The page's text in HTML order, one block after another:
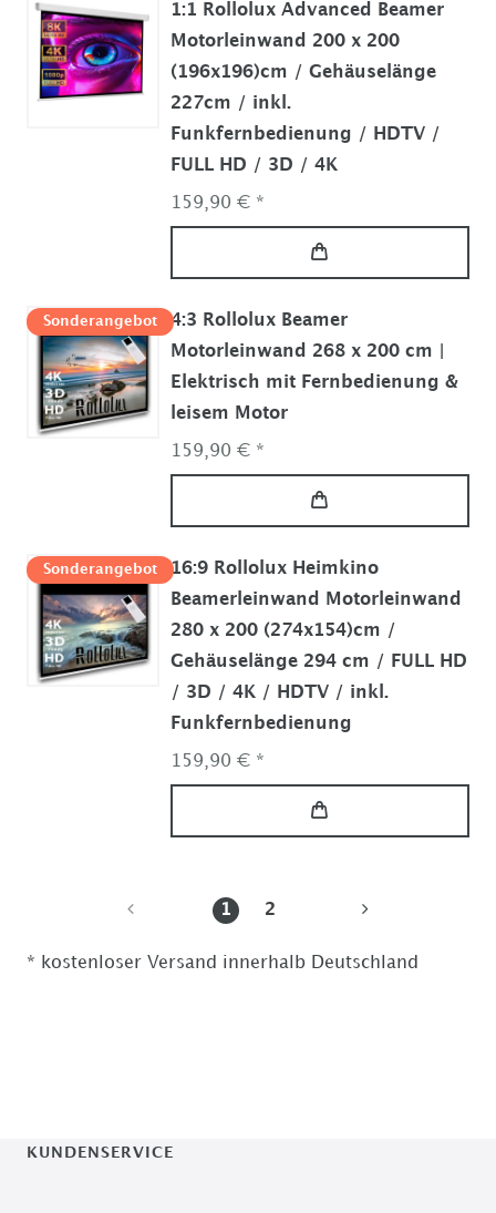
1:1 Rollolux Advanced Beamer
Motorleinwand 200 x 200
(196x196)cm / Gehäuselänge
227cm / inkl.
Funkfernbedienung / HDTV /
FULL HD / 3D / 4K
159,90 € *
Sonderangebot
4:3 Rollolux Beamer
Motorleinwand 268 x 200 cm |
Elektrisch mit Fernbedienung &
leisem Motor
159,90 € *
Sonderangebot
16:9 Rollolux Heimkino
Beamerleinwand Motorleinwand
280 x 200 (274x154)cm /
Gehäuselänge 294 cm / FULL HD
/ 3D / 4K / HDTV / inkl.
Funkfernbedienung
159,90 € *
1 2
* kostenloser Versand innerhalb Deutschland
KUNDENSERVICE